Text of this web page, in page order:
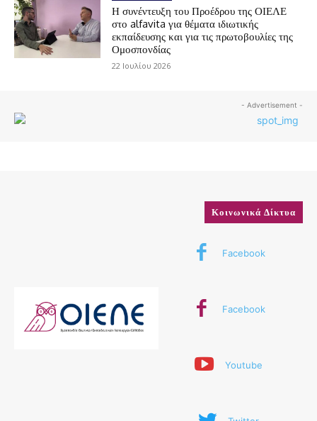
Η συνέντευξη του Προέδρου της ΟΙΕΛΕ
στο alfavita για θέματα ιδιωτικής
εκπαίδευσης και για τις πρωτοβουλίες της
Ομοσπονδίας
22 Ιουλίου 2026
- Advertisement -
Κοινωνικά Δίκτυα
Facebook
Facebook
Youtube